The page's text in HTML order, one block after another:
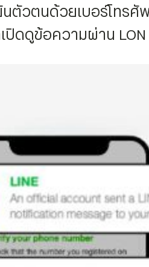
วตนด้วยเบอร์โทรศั
ปิดดูข้อความผ่าน